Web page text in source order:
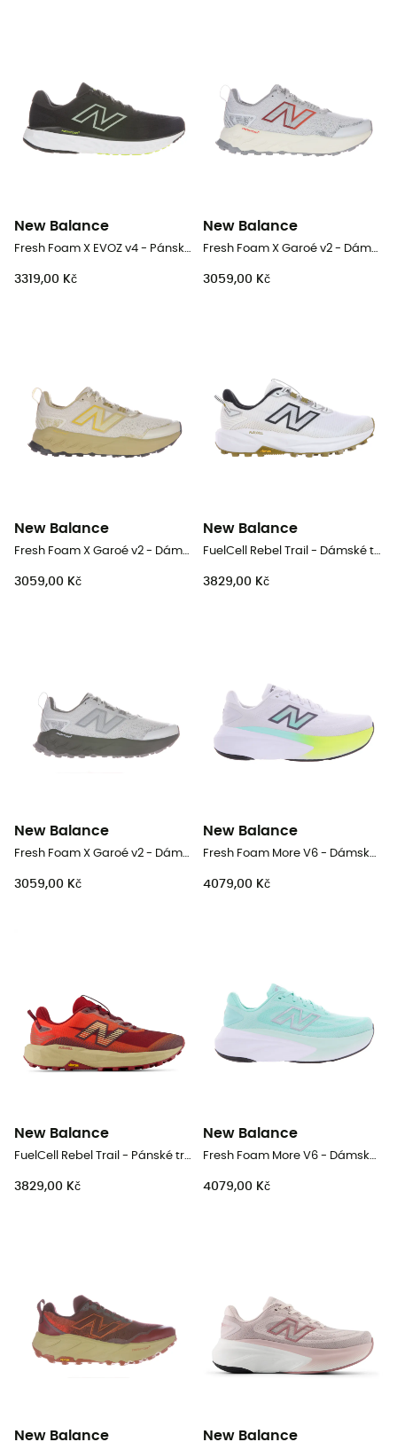
New Balance
Fresh Foam X EVOZ v4 - Pánské běžecké boty
3319,00 Kč
New Balance
Fresh Foam X Garoé v2 - Dámské trailové běžecké boty
3059,00 Kč
New Balance
Fresh Foam X Garoé v2 - Dámské trailové běžecké boty
3059,00 Kč
New Balance
FuelCell Rebel Trail - Dámské trailové běžecké boty
3829,00 Kč
New Balance
Fresh Foam X Garoé v2 - Dámské trailové běžecké boty
3059,00 Kč
New Balance
Fresh Foam More V6 - Dámské běžecké boty
4079,00 Kč
New Balance
FuelCell Rebel Trail - Pánské trailové běžecké boty
3829,00 Kč
New Balance
Fresh Foam More V6 - Dámské běžecké boty
4079,00 Kč
New Balance New Balance